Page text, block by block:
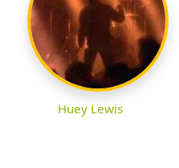
Huey Lewis